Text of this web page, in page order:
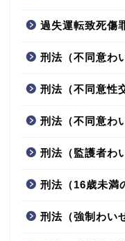
過失運転致死傷
刑法（不同意わ
刑法（不同意性
刑法（不同意わ
刑法（監護者わ
刑法（16歳未満
刑法（強制わい